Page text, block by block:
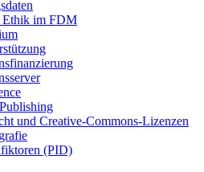
Ethik im FDM
und Creative-Commons-Lizenzen
(PID)